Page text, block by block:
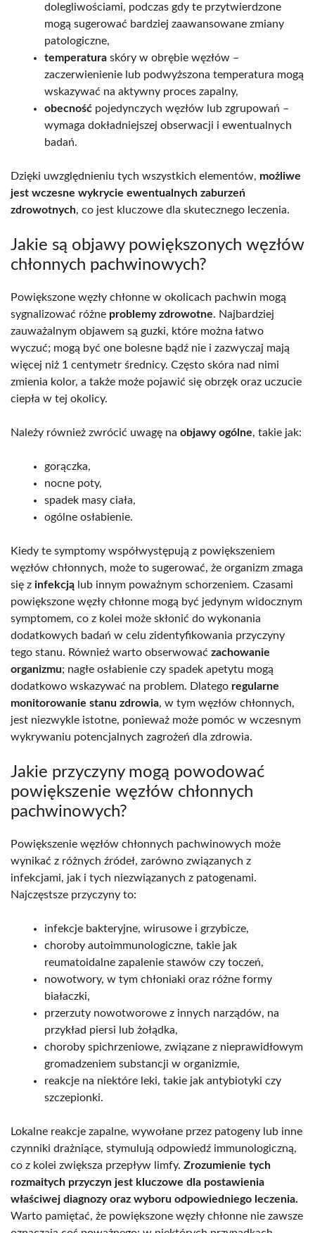
dolegliwościami, podczas gdy te przytwierdzone
mogą sugerować bardziej zaawansowane zmiany
patologiczne,
temperatura skóry w obrębie węzłów –
zaczerwienienie lub podwyższona temperatura mogą
wskazywać na aktywny proces zapalny,
obecność pojedynczych węzłów lub zgrupowań –
wymaga dokładniejszej obserwacji i ewentualnych
badań.
Dzięki uwzględnieniu tych wszystkich elementów, możliwe
jest wczesne wykrycie ewentualnych zaburzeń
zdrowotnych, co jest kluczowe dla skutecznego leczenia.
Jakie są objawy powiększonych węzłów
chłonnych pachwinowych?
Powiększone węzły chłonne w okolicach pachwin mogą
sygnalizować różne problemy zdrowotne. Najbardziej
zauważalnym objawem są guzki, które można łatwo
wyczuć; mogą być one bolesne bądź nie i zazwyczaj mają
więcej niż 1 centymetr średnicy. Często skóra nad nimi
zmienia kolor, a także może pojawić się obrzęk oraz uczucie
ciepła w tej okolicy.
Należy również zwrócić uwagę na objawy ogólne, takie jak:
gorączka,
nocne poty,
spadek masy ciała,
ogólne osłabienie.
Kiedy te symptomy współwystępują z powiększeniem
węzłów chłonnych, może to sugerować, że organizm zmaga
się z infekcją lub innym poważnym schorzeniem. Czasami
powiększone węzły chłonne mogą być jedynym widocznym
symptomem, co z kolei może skłonić do wykonania
dodatkowych badań w celu zidentyfikowania przyczyny
tego stanu. Również warto obserwować zachowanie
organizmu; nagłe osłabienie czy spadek apetytu mogą
dodatkowo wskazywać na problem. Dlatego regularne
monitorowanie stanu zdrowia, w tym węzłów chłonnych,
jest niezwykle istotne, ponieważ może pomóc w wczesnym
wykrywaniu potencjalnych zagrożeń dla zdrowia.
Jakie przyczyny mogą powodować
powiększenie węzłów chłonnych
pachwinowych?
Powiększenie węzłów chłonnych pachwinowych może
wynikać z różnych źródeł, zarówno związanych z
infekcjami, jak i tych niezwiązanych z patogenami.
Najczęstsze przyczyny to:
infekcje bakteryjne, wirusowe i grzybicze,
choroby autoimmunologiczne, takie jak
reumatoidalne zapalenie stawów czy toczeń,
nowotwory, w tym chłoniaki oraz różne formy
białaczki,
przerzuty nowotworowe z innych narządów, na
przykład piersi lub żołądka,
choroby spichrzeniowe, związane z nieprawidłowym
gromadzeniem substancji w organizmie,
reakcje na niektóre leki, takie jak antybiotyki czy
szczepionki.
Lokalne reakcje zapalne, wywołane przez patogeny lub inne
czynniki drażniące, stymulują odpowiedź immunologiczną,
co z kolei zwiększa przepływ limfy. Zrozumienie tych
rozmaitych przyczyn jest kluczowe dla postawienia
właściwej diagnozy oraz wyboru odpowiedniego leczenia.
Warto pamiętać, że powiększone węzły chłonne nie zawsze